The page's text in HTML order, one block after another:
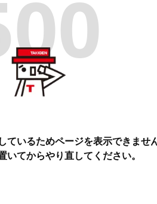
ているためページを表示できません
いてからやり直してください。